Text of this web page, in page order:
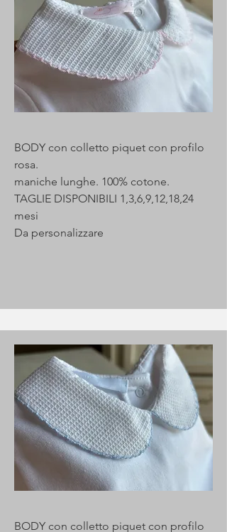
BODY con colletto piquet con profilo
rosa.
maniche lunghe. 100% cotone.
TAGLIE DISPONIBILI 1,3,6,9,12,18,24
mesi
Da personalizzare
BODY con colletto piquet con profilo